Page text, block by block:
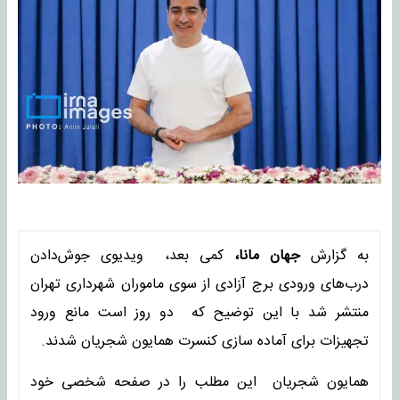
به گزارشجهان مانا، کمی بعد، ویدیوی جوش‌دادن
درب‌های ورودی برج آزادی از سوی ماموران ‎شهرداری تهران
منتشر شد با این توضیح که دو روز است مانع ورود
تجهیزات برای آماده سازی کنسرت ‎همایون شجریان شدند.
همایون شجریان این مطلب را در صفحه شخصی خود